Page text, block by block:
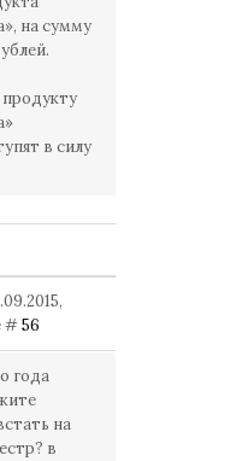
на сумму
в силу
#56
года
на
в